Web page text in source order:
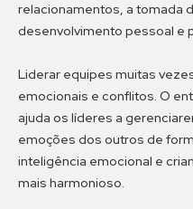
relacionamentos, a tomada
desenvolvimento pessoal e
Liderar equipes muitas
emocionais e conflitos. O
ajuda os líderes a
emoções dos outros de
inteligência emocional e
mais harmonioso.